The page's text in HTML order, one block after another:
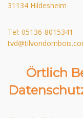
31134 Hildesheim
Tel: 05136-8015341
Örtlich